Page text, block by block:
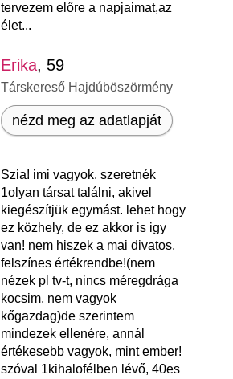
tervezem előre a napjaimat,az
élet...
Erika, 59
Társkereső Hajdúböszörmény
nézd meg az adatlapját
Szia! imi vagyok. szeretnék
1olyan társat találni, akivel
kiegészítjük egymást. lehet hogy
ez közhely, de ez akkor is igy
van! nem hiszek a mai divatos,
felszínes értékrendbe!(nem
nézek pl tv-t, nincs méregdrága
kocsim, nem vagyok
kőgazdag)de szerintem
mindezek ellenére, annál
értékesebb vagyok, mint ember!
szóval 1kihalofélben lévő, 40es